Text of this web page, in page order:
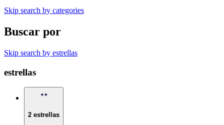
Skip search by categories
Buscar por
Skip search by estrellas
estrellas
2 estrellas